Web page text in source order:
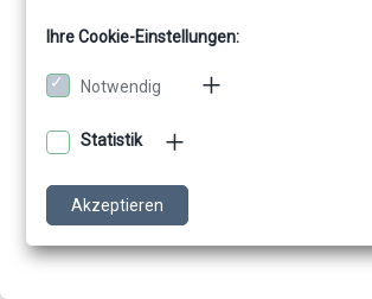
Ihre Cookie-Einstellungen:
Notwendig
Statistik
Akzeptieren